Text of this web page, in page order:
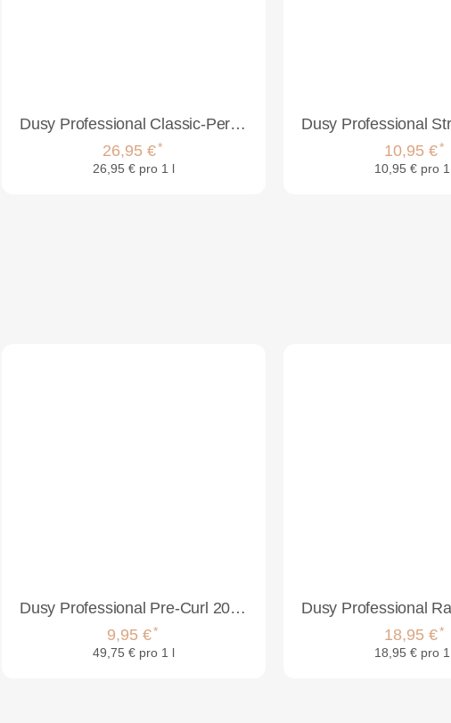
Dusy Professional Classic-Perm G/2 1000ml
26,95 €*
26,95 € pro 1 l
10,95 €*
10,95 € pro 1 l
Dusy Professional Pre-Curl 200ml
9,95 €*
49,75 € pro 1 l
18,95 €*
18,95 € pro 1 l